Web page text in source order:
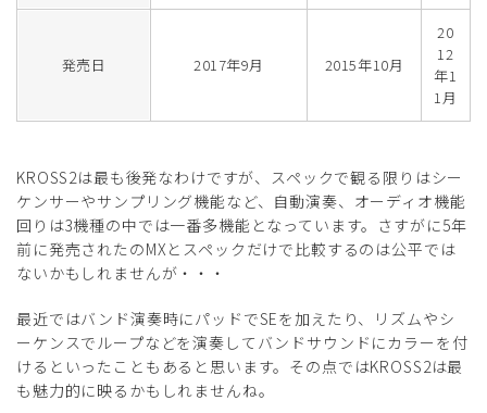
発売日 2017年9月 2015年10月
20
12
年1
1月
KROSS2は最も後発なわけですが、スペックで観る限りはシー
ケンサーやサンプリング機能など、自動演奏、オーディオ機能
回りは3機種の中では一番多機能となっています。さすがに5年
前に発売されたのMXとスペックだけで比較するのは公平では
ないかもしれませんが・・・
最近ではバンド演奏時にパッドでSEを加えたり、リズムやシ
ーケンスでループなどを演奏してバンドサウンドにカラーを付
けるといったこともあると思います。その点ではKROSS2は最
も魅力的に映るかもしれませんね。